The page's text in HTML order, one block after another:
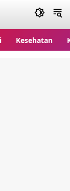
Kesehatan